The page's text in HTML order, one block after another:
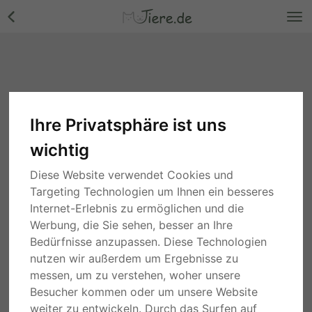
Ihre Privatsphäre ist uns
wichtig
Diese Website verwendet Cookies und
Targeting Technologien um Ihnen ein besseres
Internet-Erlebnis zu ermöglichen und die
Werbung, die Sie sehen, besser an Ihre
Bedürfnisse anzupassen. Diese Technologien
nutzen wir außerdem um Ergebnisse zu
messen, um zu verstehen, woher unsere
Besucher kommen oder um unsere Website
weiter zu entwickeln. Durch das Surfen auf
Papageien
Mina&Dura, Graupapagei Jungtier - weiblich
Hessen 2 Jahren
PRIVAT JUNGTIER
Milo,Didi, Graupapagei Jungtier - unbekannt
Sachsen